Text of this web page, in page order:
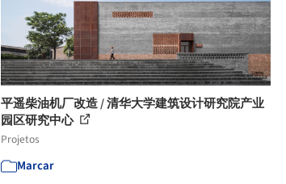
平遥柴油机厂改造 / 清华大学建筑设计研究院产业
园区研究中心
Projetos
Marcar